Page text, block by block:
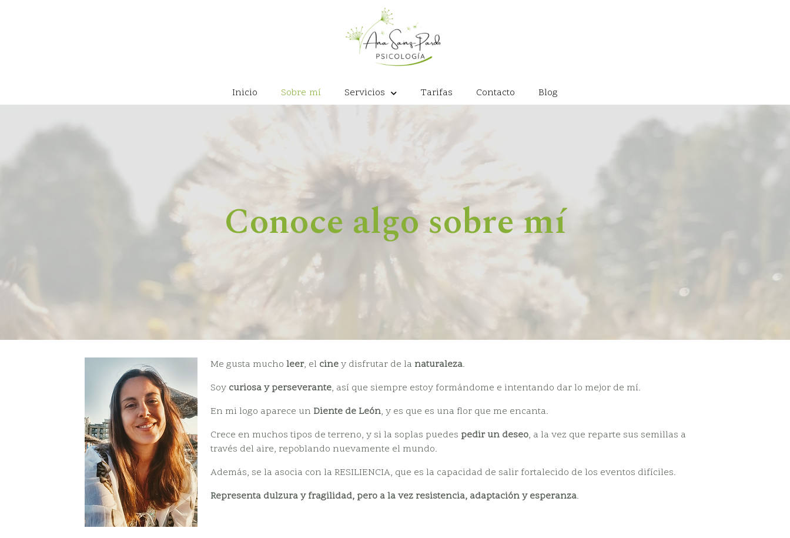
Inicio Sobre mí Servicios Tarifas Contacto Blog
Conoce algo sobre mí
Me gusta mucho leer, el ciney disfrutar de la naturaleza.
Soy curiosa y perseverante, así que siempre estoy formándome e intentando dar lo mejor de mí.
En mi logo aparece un Diente de León, y es que es una flor que me encanta.
Crece en muchos tipos de terreno, y si la soplas puedes pedir un deseo, a la vez que reparte sus semillas a
través del aire, repoblando nuevamente el mundo.
Además, se la asocia con la RESILIENCIA, que es la capacidad de salir fortalecido de los eventos difíciles.
Representa dulzura y fragilidad, pero a la vez resistencia, adaptación y esperanza.